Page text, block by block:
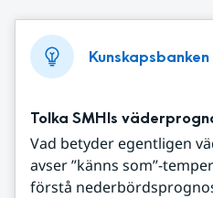
Kunskapsbanken
Tolka SMHIs
Vad betyder egentligen
avser ”känns som”-
förstå